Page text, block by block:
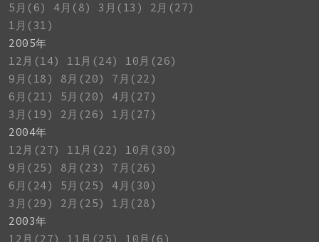
5月(6)
4月(8) 3月(13)
2月(27)
1月(31)
2005年
12月(14)
11月(24)
10月(26)
9月(18)
8月(20)
7月(22)
6月(21)
5月(20)
4月(27)
3月(19)
2月(26)
1月(27)
2004年
12月(27)
11月(22)
10月(30)
9月(25)
8月(23)
7月(26)
6月(24)
5月(25)
4月(30)
3月(29)
2月(25)
1月(28)
2003年
12月(27)
11月(25) 10月(6)